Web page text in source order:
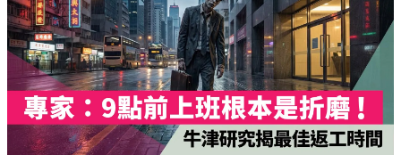
【OT戒斷攻略】工作永遠做唔完？4個戒掉即升效率的職場壞
習慣